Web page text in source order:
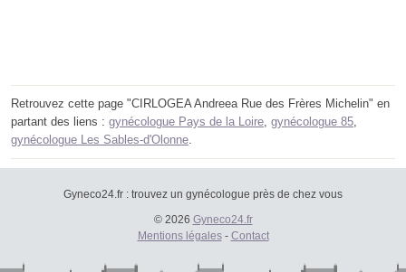
Retrouvez cette page "CIRLOGEA Andreea Rue des Frères Michelin" en
partant des liens : gynécologue Pays de la Loire, gynécologue 85,
gynécologue Les Sables-d'Olonne.
Gyneco24.fr : trouvez un gynécologue près de chez vous
© 2026 Gyneco24.fr
Mentions légales- Contact